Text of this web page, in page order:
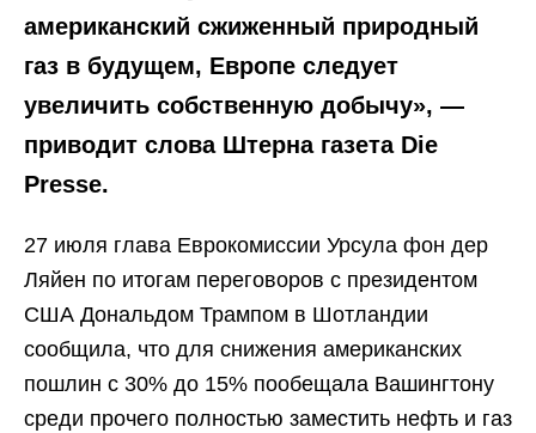
американский сжиженный природный
газ в будущем, Европе следует
увеличить собственную добычу», —
приводит слова Штерна газета Die
Presse.
27 июля глава Еврокомиссии Урсула фон дер
Ляйен по итогам переговоров с президентом
США Дональдом Трампом в Шотландии
сообщила, что для снижения американских
пошлин с 30% до 15% пообещала Вашингтону
среди прочего полностью заместить нефть и газ